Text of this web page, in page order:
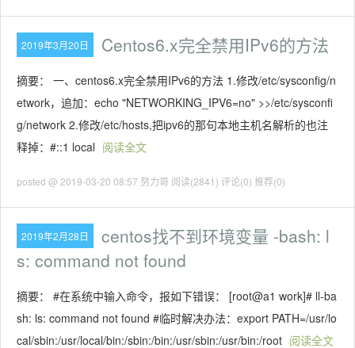
2019年3月20日 Centos6.x完全禁用IPv6的方法
摘要： 一、centos6.x完全禁用IPv6的方法 1.修改/etc/sysconfig/n
etwork，追加：echo "NETWORKING_IPV6=no" >>/etc/sysconfi
g/network 2.修改/etc/hosts,把ipv6的那句本地主机名解析的也注
释掉：#::1 local 阅读全文
posted @ 2019-03-20 08:57 努力哥 阅读(2841) 评论(0) 推荐(0)
2019年2月28日
centos找不到环境变量 -bash: l
s: command not found
摘要： #在系统中输入命令，报如下错误： [root@a1 work]# ll-ba
sh: ls: command not found #临时解决办法：export PATH=/usr/lo
cal/sbin:/usr/local/bin:/sbin:/bin:/usr/sbin:/usr/bin:/root 阅读全文